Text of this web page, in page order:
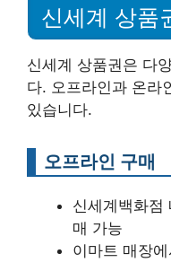
신세계 상품
신세계 상품권은 다
다. 오프라인과 온라
있습니다.
오프라인 구매
신세계백화점
매 가능
이마트 매장